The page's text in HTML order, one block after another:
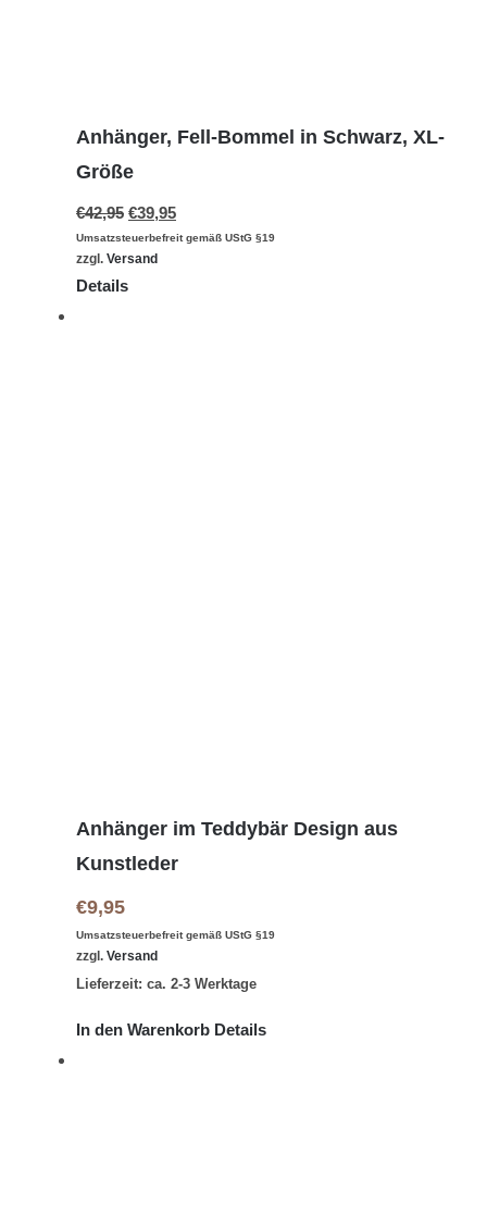
Anhänger, Fell-Bommel in Schwarz, XL-
Größe
€42,95 €39,95
Umsatzsteuerbefreit gemäß UStG §19
zzgl. Versand
Details
Anhänger im Teddybär Design aus
Kunstleder
€9,95
Umsatzsteuerbefreit gemäß UStG §19
zzgl. Versand
Lieferzeit: ca. 2-3 Werktage
In den Warenkorb Details